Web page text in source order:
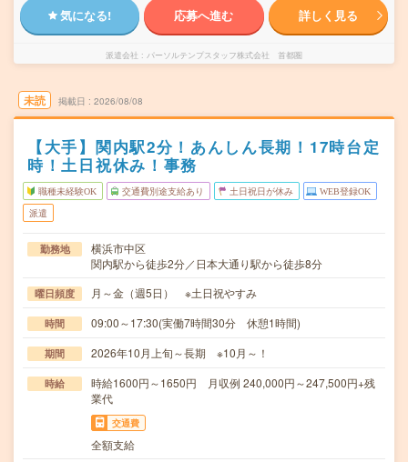
気になる! 応募へ進む 詳しく見る
派遣会社 パーソルテンプスタッフ株式会社 首都圏
未読 掲載日 2026/08/08
【大手】関内駅2分！あんしん長期！17時台定
時！土日祝休み！事務
職種未経験OK 交通費別途支給あり 土日祝日が休み WEB登録OK
派遣
勤務地
横浜市中区
関内駅から徒歩2分／日本大通り駅から徒歩8分
曜日頻度 月～金（週5日） ※土日祝やすみ
時間 09:00～17:30(実働7時間30分 休憩1時間)
期間 2026年10月上旬～長期 ※10月～！
時給
時給1600円～1650円 月収例 240,000円～247,500円+残
業代
交通費
全額支給